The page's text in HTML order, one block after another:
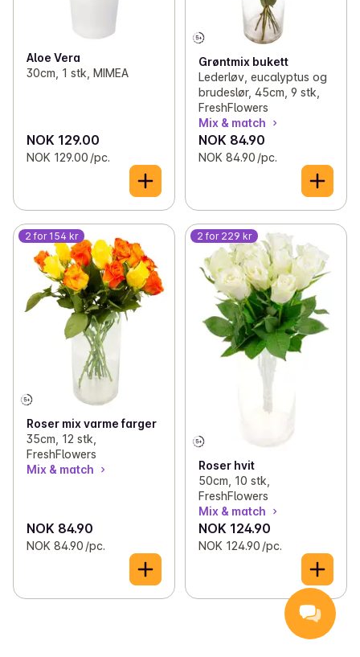
Aloe Vera
30cm, 1 stk, MIMEA
NOK 129.00
NOK 129.00 /pc.
Grøntmix bukett
Lederløv, eucalyptus og
brudeslør, 45cm, 9 stk,
FreshFlowers
Mix & match
NOK 84.90
NOK 84.90 /pc.
2 for 154 kr
Roser mix varme farger
35cm, 12 stk,
FreshFlowers
Mix & match
NOK 84.90
NOK 84.90 /pc.
2 for 229 kr
Roser hvit
50cm, 10 stk,
FreshFlowers
Mix & match
NOK 124.90
NOK 124.90 /pc.